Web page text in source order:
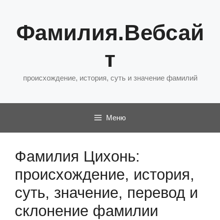
содержимому
Фамилия.Вебсай
т
происхождение, история, суть и значение фамилий
Меню
Фамилия Цихонь:
происхождение, история,
суть, значение, перевод и
склонение фамилии